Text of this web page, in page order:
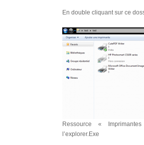
En double cliquant sur ce
Ressource «
l’explorer.Exe